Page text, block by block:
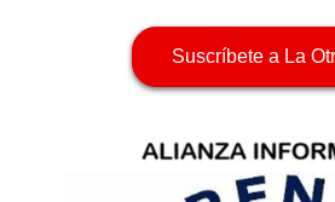
Suscríbete a La